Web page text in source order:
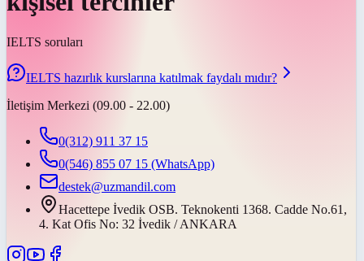
IELTS soruları
IELTS hazırlık kurslarına katılmak faydalı mıdır?
İletişim Merkezi (09.00 - 22.00)
0(312) 911 37 15
0(546) 855 07 15 (WhatsApp)
destek@uzmandil.com
Hacettepe İvedik OSB. Teknokenti 1368. Cadde No.61,
4. Kat Ofis No: 32 İvedik / ANKARA